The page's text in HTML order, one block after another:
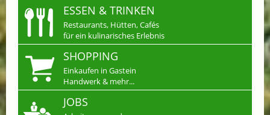
ESSEN & TRINKEN
Restaurants, Hütten, Cafés
für ein kulinarisches Erlebnis
SHOPPING
Einkaufen in Gastein
Handwerk & mehr...
JOBS